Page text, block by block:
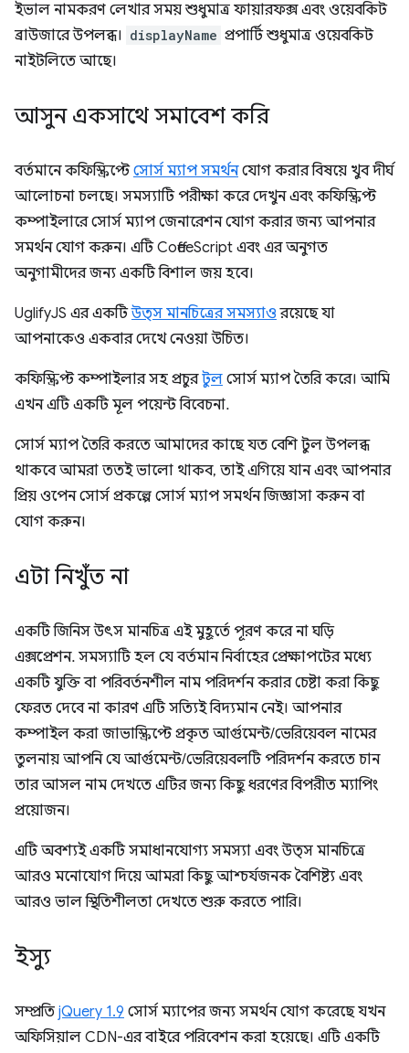
ইভাল নামকরণ লেখার সময় শুধুমাত্র ফায়ারফক্স এবং ওয়েবকিট
ব্রাউজারে উপলব্ধ। displayName প্রপার্টি শুধুমাত্র ওয়েবকিট
নাইটলিতে আছে।
আসুন একসাথে সমাবেশ করি
বর্তমানে কফিস্ক্রিপ্টেসোর্স ম্যাপ সমর্থনযোগ করার বিষয়ে খুব দীর্ঘ
আলোচনা চলছে। সমস্যাটি পরীক্ষা করে দেখুন এবং কফিস্ক্রিপ্ট
কম্পাইলারে সোর্স ম্যাপ জেনারেশন যোগ করার জন্য আপনার
সমর্থন যোগ করুন। এটি CoffeeScript এবং এর অনুগত
অনুগামীদের জন্য একটি বিশাল জয় হবে।
UglifyJS এর ​​একটিউত্স মানচিত্রের সমস্যাও রয়েছে যা
আপনাকেও একবার দেখে নেওয়া উচিত।
কফিস্ক্রিপ্ট কম্পাইলার সহ প্রচুরটুল সোর্স ম্যাপ তৈরি করে। আমি
এখন এটি একটি মূল পয়েন্ট বিবেচনা.
সোর্স ম্যাপ তৈরি করতে আমাদের কাছে যত বেশি টুল উপলব্ধ
থাকবে আমরা ততই ভালো থাকব, তাই এগিয়ে যান এবং আপনার
প্রিয় ওপেন সোর্স প্রকল্পে সোর্স ম্যাপ সমর্থন জিজ্ঞাসা করুন বা
যোগ করুন।
এটা নিখুঁত না
একটি জিনিস উৎস মানচিত্র এই মুহূর্তে পূরণ করে না ঘড়ি
এক্সপ্রেশন. সমস্যাটি হল যে বর্তমান নির্বাহের প্রেক্ষাপটের মধ্যে
একটি যুক্তি বা পরিবর্তনশীল নাম পরিদর্শন করার চেষ্টা করা কিছু
ফেরত দেবে না কারণ এটি সত্যিই বিদ্যমান নেই। আপনার
কম্পাইল করা জাভাস্ক্রিপ্টে প্রকৃত আর্গুমেন্ট/ভেরিয়েবল নামের
তুলনায় আপনি যে আর্গুমেন্ট/ভেরিয়েবলটি পরিদর্শন করতে চান
তার আসল নাম দেখতে এটির জন্য কিছু ধরণের বিপরীত ম্যাপিং
প্রয়োজন।
এটি অবশ্যই একটি সমাধানযোগ্য সমস্যা এবং উত্স মানচিত্রে
আরও মনোযোগ দিয়ে আমরা কিছু আশ্চর্যজনক বৈশিষ্ট্য এবং
আরও ভাল স্থিতিশীলতা দেখতে শুরু করতে পারি।
ইস্যু
সম্প্রতি jQuery 1.9 সোর্স ম্যাপের জন্য সমর্থন যোগ করেছে যখন
অফিসিয়াল CDN-এর বাইরে পরিবেশন করা হয়েছে। এটি একটি